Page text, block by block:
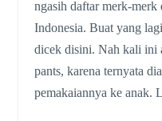
ngasih daftar merk-merk
Indonesia. Buat yang
dicek disini. Nah kali ini
pants, karena ternyata
pemakaiannya ke